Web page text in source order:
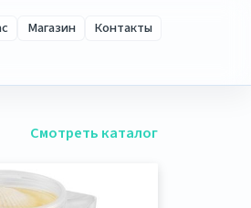
Магазин Контакты
Смотреть каталог